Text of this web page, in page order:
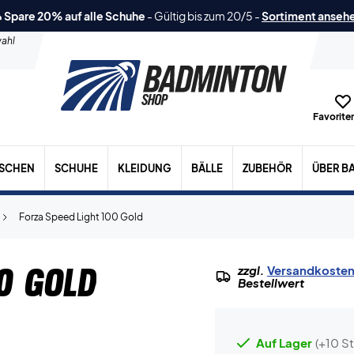
Spare 20% auf alle Schuhe - Gültig bis zum 20/5 -Sortiment
SCHUHE KLEIDUNG BÄLLE ZUBEHÖR ÜBER
Forza Speed Light 100 Gold
Gold zzgl. Versandkosten
Bestellwert
Auf Lager (+10